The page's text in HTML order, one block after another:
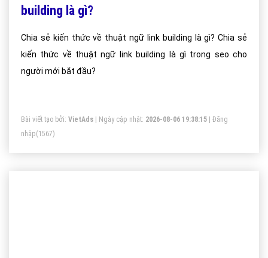
building là gì?
Chia sẻ kiến thức về thuật ngữ link building là gì? Chia sẻ
kiến thức về thuật ngữ link building là gì trong seo cho
người mới bắt đầu?
Bài viết tạo bởi: VietAds | Ngày cập nhật: 2026-08-06 19:38:15
Đăng
nhập(1567)